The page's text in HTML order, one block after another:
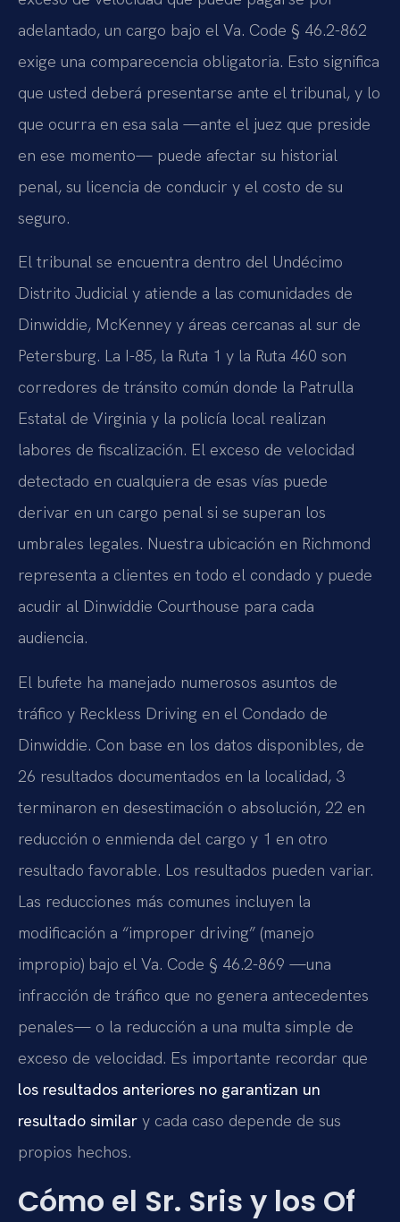
adelantado, un cargo bajo el Va. Code § 46.2-862
exige una comparecencia obligatoria. Esto significa
que usted deberá presentarse ante el tribunal, y lo
que ocurra en esa sala —ante el juez que preside
en ese momento— puede afectar su historial
penal, su licencia de conducir y el costo de su
seguro.
El tribunal se encuentra dentro del Undécimo
Distrito Judicial y atiende a las comunidades de
Dinwiddie, McKenney y áreas cercanas al sur de
Petersburg. La I-85, la Ruta 1 y la Ruta 460 son
corredores de tránsito común donde la Patrulla
Estatal de Virginia y la policía local realizan
labores de fiscalización. El exceso de velocidad
detectado en cualquiera de esas vías puede
derivar en un cargo penal si se superan los
umbrales legales. Nuestra ubicación en Richmond
representa a clientes en todo el condado y puede
acudir al Dinwiddie Courthouse para cada
audiencia.
El bufete ha manejado numerosos asuntos de
tráfico y Reckless Driving en el Condado de
Dinwiddie. Con base en los datos disponibles, de
26 resultados documentados en la localidad, 3
terminaron en desestimación o absolución, 22 en
reducción o enmienda del cargo y 1 en otro
resultado favorable. Los resultados pueden variar.
Las reducciones más comunes incluyen la
modificación a “improper driving” (manejo
impropio) bajo el Va. Code § 46.2-869 —una
infracción de tráfico que no genera antecedentes
penales— o la reducción a una multa simple de
exceso de velocidad. Es importante recordar que
los resultados anteriores no garantizan un
resultado similar y cada caso depende de sus
propios hechos.
Cómo el Sr. Sris y los Of